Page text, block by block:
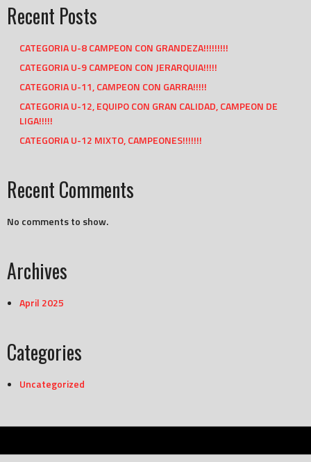
Recent Posts
CATEGORIA U-8 CAMPEON CON GRANDEZA!!!!!!!!!
CATEGORIA U-9 CAMPEON CON JERARQUIA!!!!!
CATEGORIA U-11, CAMPEON CON GARRA!!!!!
CATEGORIA U-12, EQUIPO CON GRAN CALIDAD, CAMPEON DE
LIGA!!!!!
CATEGORIA U-12 MIXTO, CAMPEONES!!!!!!!
Recent Comments
No comments to show.
Archives
April 2025
Categories
Uncategorized